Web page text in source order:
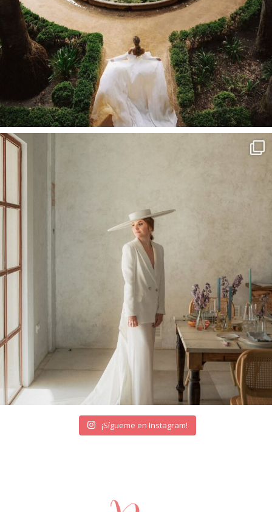
¡Sígueme en Instagram!